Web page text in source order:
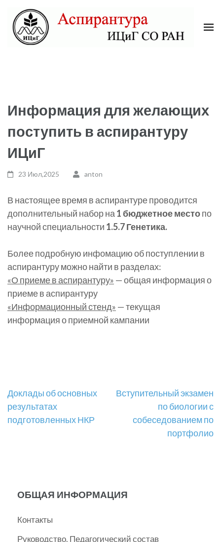
content
(Press
Информация для желающих
поступить в аспирантуру
ИЦиГ
23 Июл,2025 anton
В настоящее время в аспирантуре проводится
дополнительный набор на 1 бюджетное местопо
научной специальности 1.5.7 Генетика.
Более подробную инфомацию об поступлении в
аспирантуру можно найти в разделах:
«О приеме в аспирантуру» — общая информация о
приеме в аспирантуру
«Информационный стенд» — текущая
информация о приемной кампании
Навигация
по
Доклады об основных
результатах
подготовленных НКР
Вступительный экзамен
по биологии с
собеседованием по
портфолио
ОБЩАЯ ИНФОРМАЦИЯ
Контакты
Руководство. Педагогический состав